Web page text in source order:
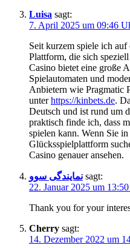
Luisa sagt:
7. April 2025 um 09:46
Seit kurzem spiele ich
Plattform, die sich
Casino bietet eine große
Spielautomaten und
Anbietern wie Pragmatic
unterhttps://kinbets.de.
Deutsch und ist rund um
praktisch finde ich, dass
spielen kann. Wenn Sie
Glücksspielplattform
Casino genauer ansehen.
نمایندگی سوو sagt:
22. Januar 2025 um
Thank you for your
Cherry sagt:
14. Dezember 2022 um